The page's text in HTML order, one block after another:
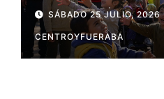
SÁBADO 25 JULIO, 2026
CENTROYFUERABA